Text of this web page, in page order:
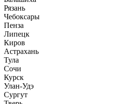
Рязань
Чебоксары
Пенза
Липецк
Киров
Астрахань
Тула
Сочи
Курск
Улан-Удэ
Сургут